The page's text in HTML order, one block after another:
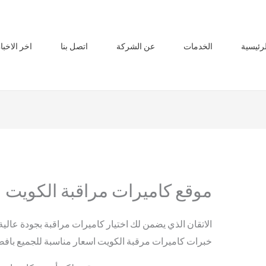
الخدمات عن الشركة اتصل بنا اخر
موقع كاميرات مراقبة الكويت
الاتقان الذي يضمن لك اختيار كاميرات مراقبة بجودة
خبرات كاميرات مرقبة الكويت اسعار مناسبة للجميع